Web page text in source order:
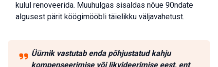
kulul renoveerida. Muuhulgas sisaldas nõue 90ndate
algusest pärit köögimööbli täielikku väljavahetust.
Üürnik vastutab enda põhjustatud kahju
kompenseerimise või likvideerimise eest, ent